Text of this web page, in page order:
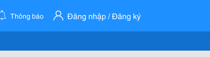
Thông báo Đăng nhập / Đăng ký